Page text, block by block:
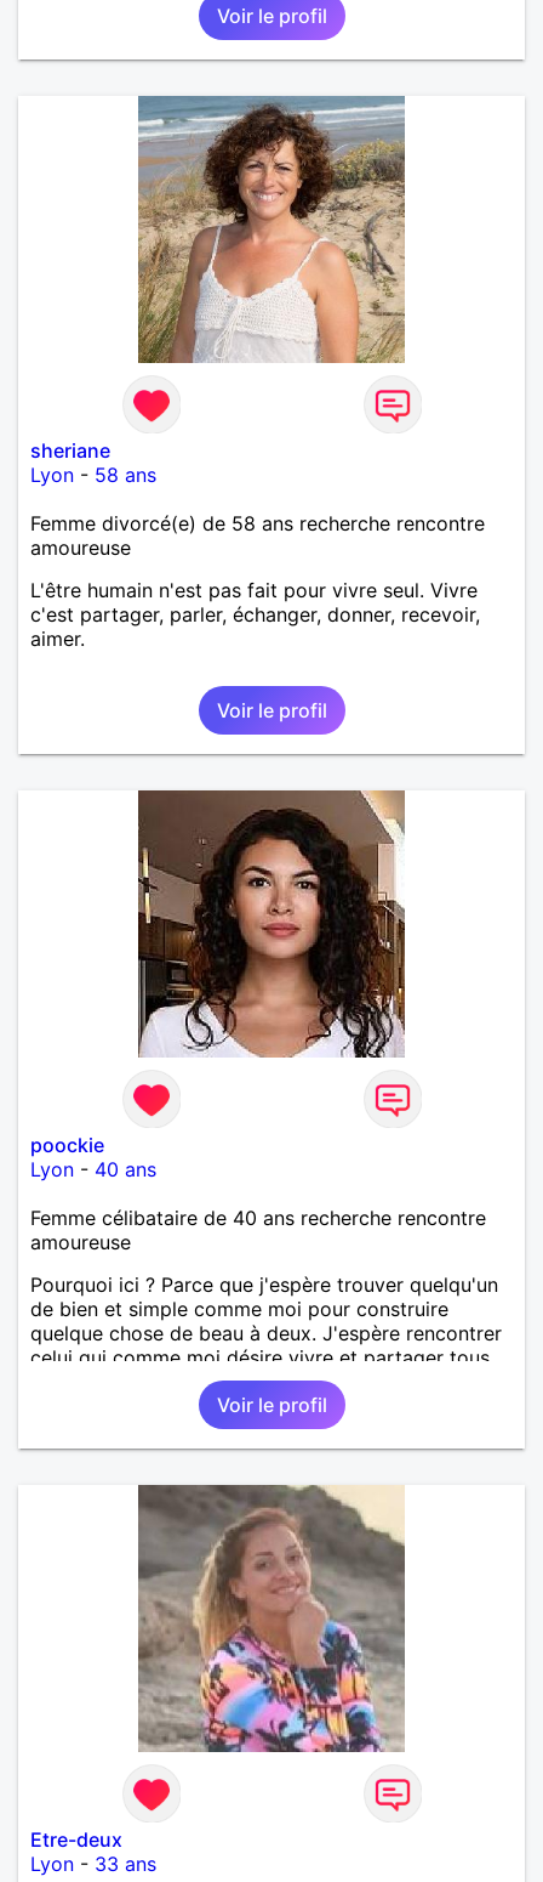
Voir le profil
sheriane
Lyon - 58 ans
Femme divorcé(e) de 58 ans recherche rencontre
amoureuse
L'être humain n'est pas fait pour vivre seul. Vivre
c'est partager, parler, échanger, donner, recevoir,
aimer.
Voir le profil
poockie
Lyon - 40 ans
Femme célibataire de 40 ans recherche rencontre
amoureuse
Pourquoi ici ? Parce que j'espère trouver quelqu'un
de bien et simple comme moi pour construire
quelque chose de beau à deux. J'espère rencontrer
celui qui comme moi désire vivre et partager tous
les bons moments que la vie peut nous offrir.
Voir le profil
Etre-deux
Lyon - 33 ans